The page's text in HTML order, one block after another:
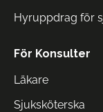
Hyruppdrag för
För Konsulter
Läkare
Sjuksköterska